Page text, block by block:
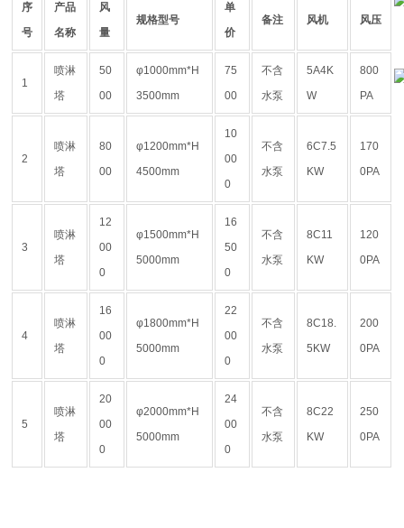
序
号
产品
名称
风
量
规格型号
单
价
备注 风机 风压
1
喷淋
塔
50
00
φ1000mm*H
3500mm
75
00
不含
水泵
5A4K
W
800
PA
2
喷淋
塔
80
00
φ1200mm*H
4500mm
10
00
0
不含
水泵
6C7.5
KW
170
0PA
3
喷淋
塔
12
00
0
φ1500mm*H
5000mm
16
50
0
不含
水泵
8C11
KW
120
0PA
4
喷淋
塔
16
00
0
φ1800mm*H
5000mm
22
00
0
不含
水泵
8C18.
5KW
200
0PA
5
喷淋
塔
20
00
0
φ2000mm*H
5000mm
24
00
0
不含
水泵
8C22
KW
250
0PA